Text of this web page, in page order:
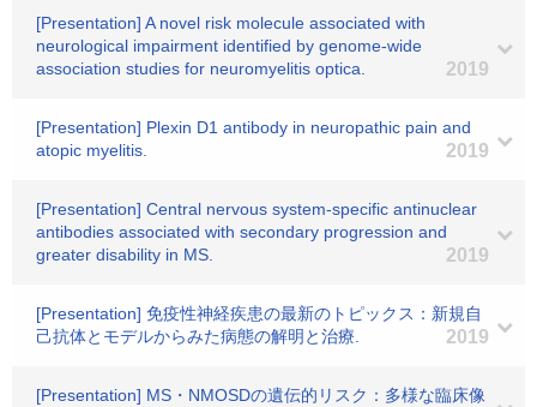
[Presentation] A novel risk molecule associated with
neurological impairment identified by genome-wide
association studies for neuromyelitis optica.
2019
[Presentation] Plexin D1 antibody in neuropathic pain and
atopic myelitis.
2019
[Presentation] Central nervous system-specific antinuclear
antibodies associated with secondary progression and
greater disability in MS.
2019
[Presentation] 免疫性神経疾患の最新のトピックス：新規自
己抗体とモデルからみた病態の解明と治療.
2019
[Presentation] MS・NMOSDの遺伝的リスク：多様な臨床像